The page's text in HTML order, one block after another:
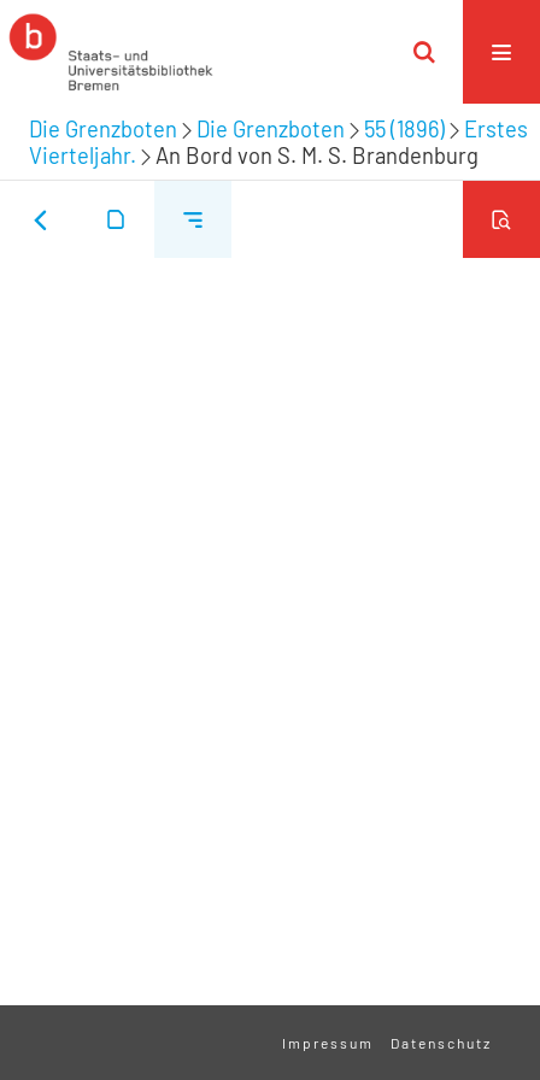
Die Grenzboten Die Grenzboten 55 (1896)
Erstes
Vierteljahr.
An Bord von S. M. S. Brandenburg
Impressum Datenschutz